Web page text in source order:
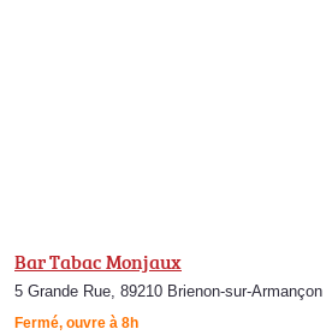
Bar Tabac Monjaux
5 Grande Rue, 89210 Brienon-sur-Armançon
Fermé, ouvre à 8h